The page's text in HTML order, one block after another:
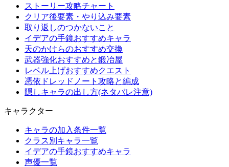
ストーリー攻略チャート
クリア後要素・やり込み要素
取り返しのつかないこと
イデアの手鏡おすすめキャラ
天のかけらのおすすめ交換
武器強化おすすめと鍛冶屋
レベル上げおすすめクエスト
憑依ドレッドノート攻略と編成
隠しキャラの出し方(ネタバレ注意)
キャラクター
キャラの加入条件一覧
クラス別キャラ一覧
イデアの手鏡おすすめキャラ
声優一覧